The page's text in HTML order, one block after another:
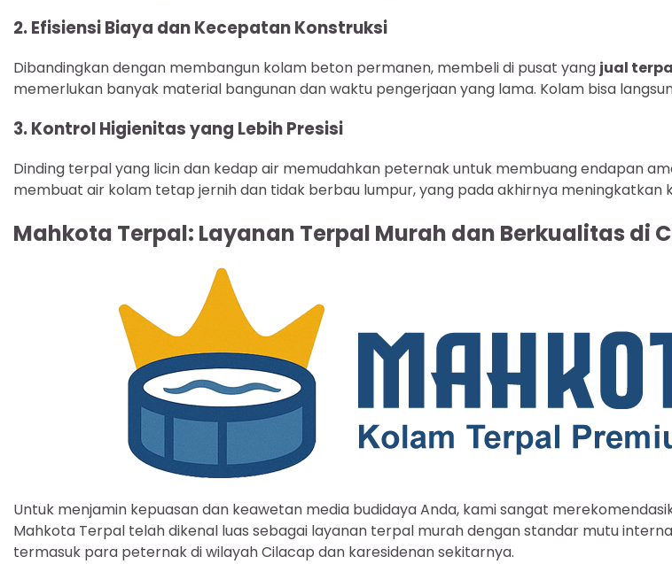
2. Efisiensi Biaya dan Kecepatan Konstruksi
Dibandingkan dengan membangun kolam beton permanen, membeli di pusat yang jual
memerlukan banyak material bangunan dan waktu pengerjaan yang lama. Kolam bisa
3. Kontrol Higienitas yang Lebih Presisi
Dinding terpal yang licin dan kedap air memudahkan peternak untuk membuang endapan
membuat air kolam tetap jernih dan tidak berbau lumpur, yang pada akhirnya meningkatkan
Mahkota Terpal: Layanan Terpal Murah dan Berkualitas di
Untuk menjamin kepuasan dan keawetan media budidaya Anda, kami sangat
Mahkota Terpal telah dikenal luas sebagai layanan terpal murah dengan standar mutu
termasuk para peternak di wilayah Cilacap dan karesidenan sekitarnya.